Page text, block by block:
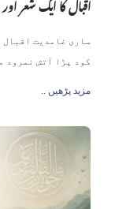
اقبال کا ایک شعر
ساری غامدیت اقبال
کود پڑا آتش نمرود
.. مزید پڑھیں